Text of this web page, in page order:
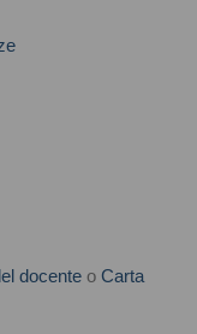
docente o Carta